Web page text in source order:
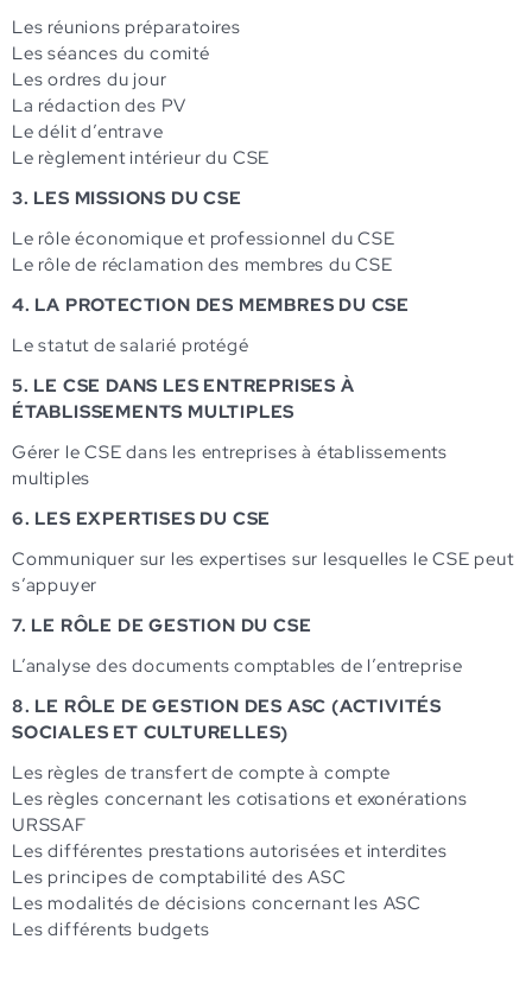
Les réunions préparatoires
Les séances du comité
Les ordres du jour
La rédaction des PV
Le délit d’entrave
Le règlement intérieur du CSE
3. LES MISSIONS DU CSE
Le rôle économique et professionnel du CSE
Le rôle de réclamation des membres du CSE
4. LA PROTECTION DES MEMBRES DU CSE
Le statut de salarié protégé
5. LE CSE DANS LES ENTREPRISES À
ÉTABLISSEMENTS MULTIPLES
Gérer le CSE dans les entreprises à établissements
multiples
6. LES EXPERTISES DU CSE
Communiquer sur les expertises sur lesquelles le CSE peut
s’appuyer
7. LE RÔLE DE GESTION DU CSE
L’analyse des documents comptables de l’entreprise
8. LE RÔLE DE GESTION DES ASC (ACTIVITÉS
SOCIALES ET CULTURELLES)
Les règles de transfert de compte à compte
Les règles concernant les cotisations et exonérations
URSSAF
Les différentes prestations autorisées et interdites
Les principes de comptabilité des ASC
Les modalités de décisions concernant les ASC
Les différents budgets